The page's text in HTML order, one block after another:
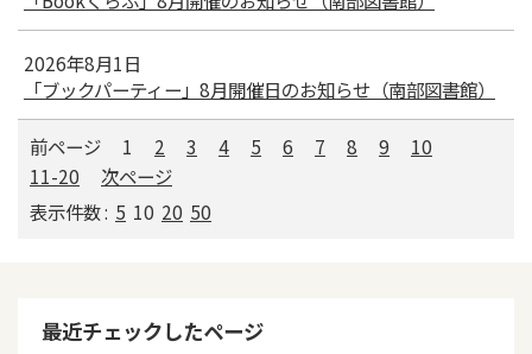
2026年8月1日
「ブックパーティー」8月開催日のお知らせ（南部図書館）
前ページ 1 2 3 4 5 6 7 8 9
10
11-20
次ページ
表示件数 : 5 10 20 50
最近チェックしたページ